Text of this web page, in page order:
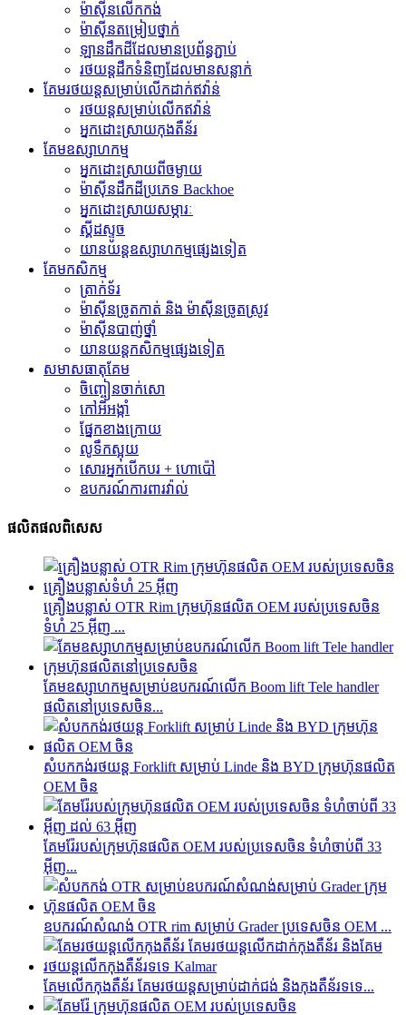
ម៉ាស៊ីន​លើក​កង់
ម៉ាស៊ីន​តម្រៀប​ថ្នាក់
ឡានដឹកដីដែលមានប្រព័ន្ធភ្ជាប់
រថយន្ត​ដឹក​ទំនិញ​ដែល​មាន​សន្លាក់​
គែមរថយន្តសម្រាប់លើកដាក់ឥវ៉ាន់
រថយន្ត​សម្រាប់​លើក​ឥវ៉ាន់
អ្នកដោះស្រាយកុងតឺន័រ
គែមឧស្សាហកម្ម
អ្នកដោះស្រាយពីចម្ងាយ
ម៉ាស៊ីន​ដឹក​ដី​ប្រភេទ Backhoe
អ្នកដោះស្រាយសម្ភារៈ
ស្គីដស្ទូច
យានយន្តឧស្សាហកម្មផ្សេងទៀត
គែមកសិកម្ម
ត្រាក់ទ័រ
ម៉ាស៊ីនច្រូតកាត់ និង ម៉ាស៊ីនច្រូតស្រូវ
ម៉ាស៊ីនបាញ់ថ្នាំ
យានយន្តកសិកម្មផ្សេងទៀត
សមាសធាតុ​គែម
ចិញ្ចៀនចាក់សោ
កៅអីអង្កាំ
ផ្នែកខាងក្រោយ
លូទឹកស្អុយ
សោរអ្នកបើកបរ + ហោប៉ៅ
ឧបករណ៍ការពារវ៉ាល់
ផលិតផលពិសេស
គ្រឿងបន្លាស់ OTR Rim ក្រុមហ៊ុនផលិត OEM របស់ប្រទេសចិន
ទំហំ 25 អ៊ីញ ...
គែមឧស្សាហកម្មសម្រាប់ឧបករណ៍លើក Boom lift Tele handler
ផលិតនៅប្រទេសចិន...
សំបកកង់រថយន្ត Forklift សម្រាប់ Linde និង BYD ក្រុមហ៊ុនផលិត
OEM ចិន
គែម​រ៉ែ​របស់​ក្រុមហ៊ុន​ផលិត OEM របស់​ប្រទេស​ចិន ទំហំ​ចាប់ពី 33
អ៊ីញ...
ឧបករណ៍សំណង់ OTR rim សម្រាប់ Grader ប្រទេសចិន OEM ...
គែមលើកកុងតឺន័រ គែមរថយន្តសម្រាប់ដាក់ជង់ និងកុងតឺន័រទទេ...